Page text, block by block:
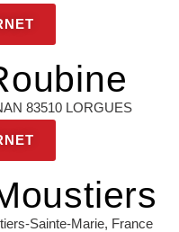
83510 LORGUES
Sainte-Marie, France